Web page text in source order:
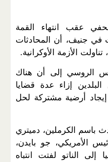
عقب انتهاء القمة
في جنيف، أن المحادثات
الأزمة الأوكرانية.
الروسي إلى أن هناك
إزاء عدة قضايا
أرضية مشتركة لحل
باسم الكرملين، دميتري
الأمريكي، جو بايدن،
إلى الناتو لفتت انتباه